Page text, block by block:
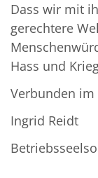
Dass wir mit
gerechtere
Hass und
Verbunden im
Ingrid Reidt